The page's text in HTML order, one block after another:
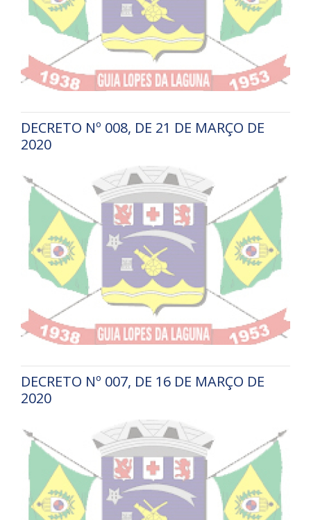
DECRETO Nº 008, DE 21 DE MARÇO DE
2020
DECRETO Nº 007, DE 16 DE MARÇO DE
2020